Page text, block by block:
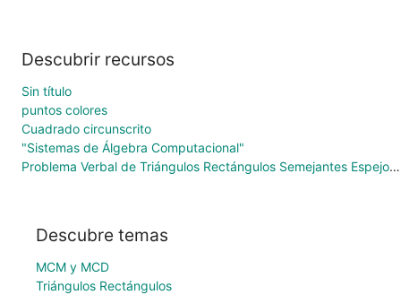
Descubrir recursos
Sin título
puntos colores
Cuadrado circunscrito
"Sistemas de Álgebra Computacional"
Problema Verbal de Triángulos Rectángulos Semejantes Espejo & Asta de Bandera
Descubre temas
MCM y MCD
Triángulos Rectángulos